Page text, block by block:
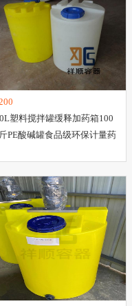
塑料搅拌罐缓释加药箱100
PE酸碱罐食品级环保计量药